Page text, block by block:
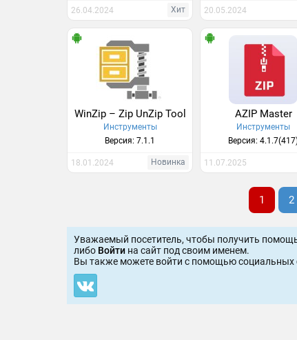
26.04.2024 Хит 20.05.2024
WinZip – Zip UnZip Tool
Инструменты
Версия: 7.1.1
18.01.2024 Новинка
AZIP Master
Инструменты
Версия:
11.07.2025
1 2
Уважаемый посетитель, чтобы получить
либо Войти на сайт под своим именем.
Вы также можете войти c помощью социальных